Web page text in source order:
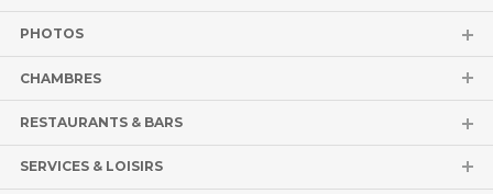
PHOTOS
CHAMBRES
RESTAURANTS & BARS
SERVICES & LOISIRS